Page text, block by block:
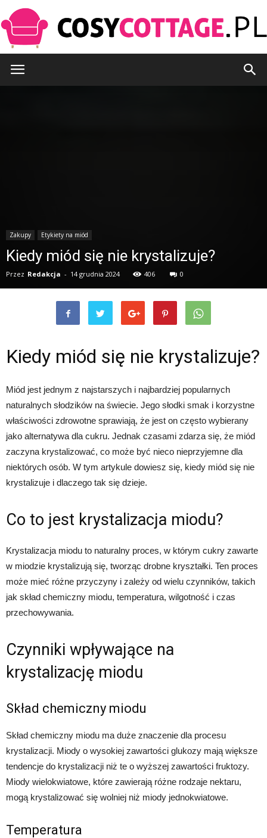
Zakupy Etykiety na miód
Kiedy miód się nie krystalizuje?
Przez Redakcja - 14 grudnia 2024 406 0
Kiedy miód się nie krystalizuje?
Miód jest jednym z najstarszych i najbardziej popularnych
naturalnych słodzików na świecie. Jego słodki smak i korzystne
właściwości zdrowotne sprawiają, że jest on często wybierany
jako alternatywa dla cukru. Jednak czasami zdarza się, że miód
zaczyna krystalizować, co może być nieco nieprzyjemne dla
niektórych osób. W tym artykule dowiesz się, kiedy miód się nie
krystalizuje i dlaczego tak się dzieje.
Co to jest krystalizacja miodu?
Krystalizacja miodu to naturalny proces, w którym cukry zawarte
w miodzie krystalizują się, tworząc drobne kryształki. Ten proces
może mieć różne przyczyny i zależy od wielu czynników, takich
jak skład chemiczny miodu, temperatura, wilgotność i czas
przechowywania.
Czynniki wpływające na
krystalizację miodu
Skład chemiczny miodu
Skład chemiczny miodu ma duże znaczenie dla procesu
krystalizacji. Miody o wysokiej zawartości glukozy mają większe
tendencje do krystalizacji niż te o wyższej zawartości fruktozy.
Miody wielokwiatowe, które zawierają różne rodzaje nektaru,
mogą krystalizować się wolniej niż miody jednokwiatowe.
Temperatura